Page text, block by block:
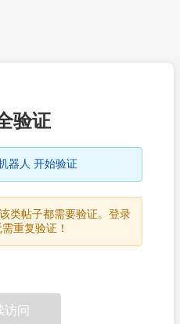
验证
器人 开始验证
类帖子都需要验证。登录
重复验证！
访问